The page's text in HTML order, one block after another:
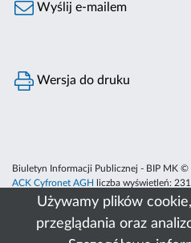
Używamy plików
przeglądania oraz
Wyślij e-mailem
Wersja do druku
Biuletyn Informacji Publicznej - BIP MK
ACK Cyfronet AGH
liczba wyświetleń: